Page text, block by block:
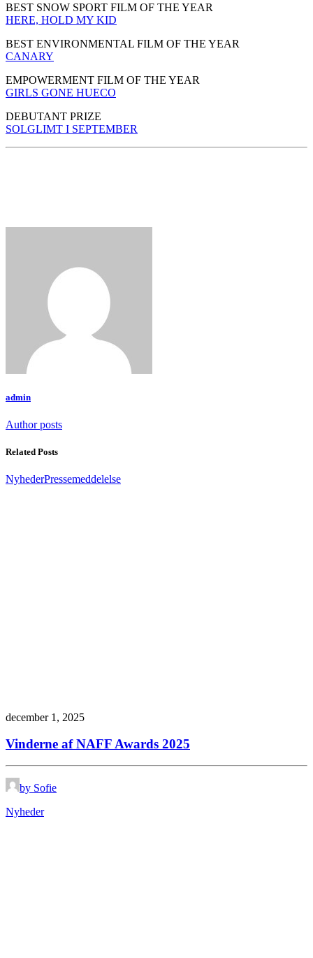
BEST SNOW SPORT FILM OF THE YEAR
HERE, HOLD MY KID
BEST ENVIRONMENTAL FILM OF THE YEAR
CANARY
EMPOWERMENT FILM OF THE YEAR
GIRLS GONE HUECO
DEBUTANT PRIZE
SOLGLIMT I SEPTEMBER
admin
Author posts
Related Posts
NyhederPressemeddelelse
december 1, 2025
Vinderne af NAFF Awards 2025
by Sofie
Nyheder